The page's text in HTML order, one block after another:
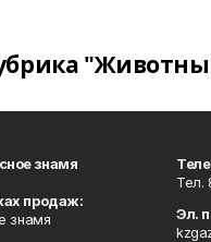
знамя
продаж:
знамя
Тел.
Эл.